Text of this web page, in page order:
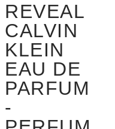
REVEAL
CALVIN
KLEIN
EAU DE
PARFUM
-